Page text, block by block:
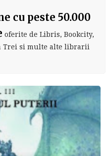
cu peste 50.000
oferite de Libris, Bookcity,
Trei si multe alte librarii